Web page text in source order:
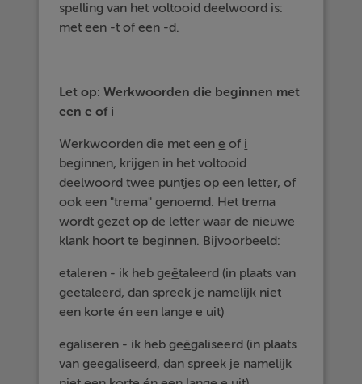
spelling van het voltooid deelwoord is:
met een -t of een -d.
Let op: Werkwoorden die beginnen met
een e of i
Werkwoorden die met eene of i
beginnen, krijgen in het voltooid
deelwoord twee puntjes op een letter, of
ook een "trema" genoemd. Het trema
wordt gezet op de letter waar de nieuwe
klank hoort te beginnen. Bijvoorbeeld:
etaleren - ik heb geëtaleerd (in plaats van
geetaleerd, dan spreek je namelijk niet
een korte én een lange e uit)
egaliseren - ik heb geëgaliseerd (in plaats
van geegaliseerd, dan spreek je namelijk